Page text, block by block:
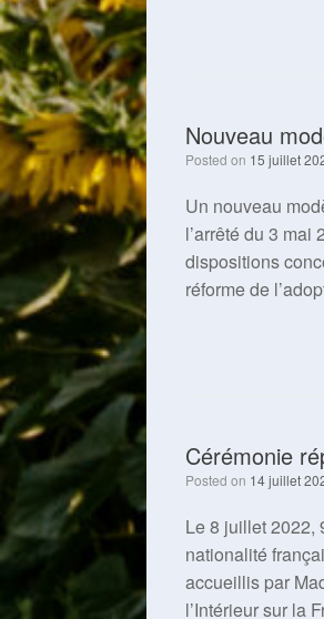
Nouveau
Posted on 15 juillet
Un nouveau
l’arrêté du 3
dispositions
réforme de
Cérémonie
Posted on 14 juillet
Le 8 juillet 2022,
nationalité
accueillis par
l’Intérieur sur la